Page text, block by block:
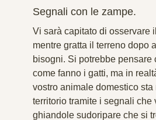
Segnali con le zampe.
Vi sarà capitato di osservare
mentre gratta il terreno dopo
bisogni. Si potrebbe pensare
come fanno i gatti, ma in
vostro animale domestico sta
territorio tramite i segnali
ghiandole sudoripare che si